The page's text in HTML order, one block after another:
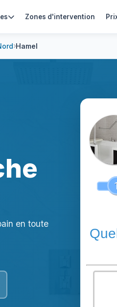
Zones d'intervention
Hamel
en toute